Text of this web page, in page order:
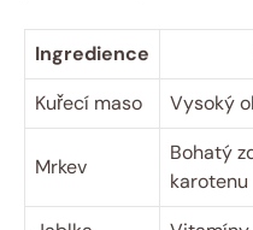
Ingredience
Kuřecí maso
Vysoký
Mrkev
Bohatý
karotenu